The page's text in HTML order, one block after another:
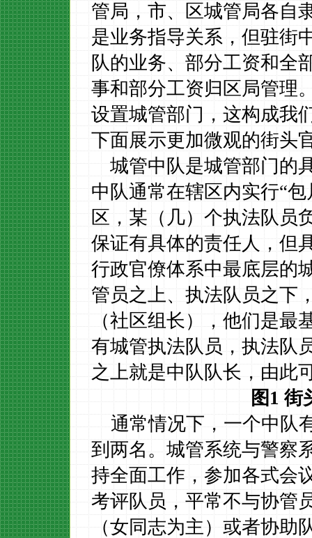
管局，市、区城管局各自
是业务指导关系，但驻街
队的业务、部分工资和全
事和部分工资归区局管理
设置城管部门，这构成我
下面展示更加微观的街头
城管中队是城管部门的
中队通常在辖区内实行“
区，某（几）个执法队员
保证有具体的责任人，但
行政官僚体系中最底层的
管员之上、执法队员之下
（社区组长），他们是最
有城管执法队员，执法队
之上就是中队队长，由此
图1 街
通常情况下，一个中队
到两名。城管系统与警察
持全面工作，参加各式会
考评队员，平常不与协管
（女同志为主）或者协助